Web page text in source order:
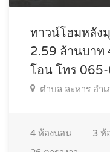
ทาวน์โฮมหลัง
2.59 ล้านบาท
โอน โทร
ตำบล ละหาร อำ
4 ห้องนอน 3 ห้